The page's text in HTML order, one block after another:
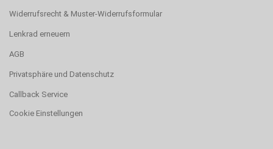
Widerrufsrecht & Muster-Widerrufsformular
Lenkrad erneuern
AGB
Privatsphäre und Datenschutz
Callback Service
Cookie Einstellungen